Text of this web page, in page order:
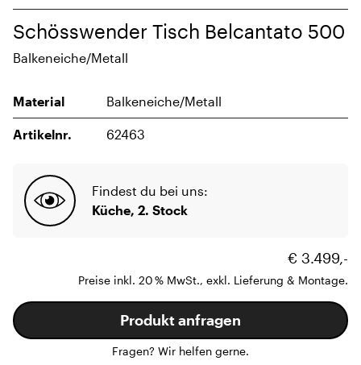
Schösswender Tisch Belcantato 500
Balkeneiche/Metall
Material Balkeneiche/Metall
Artikelnr. 62463
Findest du bei uns:
Küche, 2. Stock
€ 3.499,-
Preise inkl. 20 % MwSt., exkl. Lieferung & Montage.
Produkt anfragen
Fragen? Wir helfen gerne.